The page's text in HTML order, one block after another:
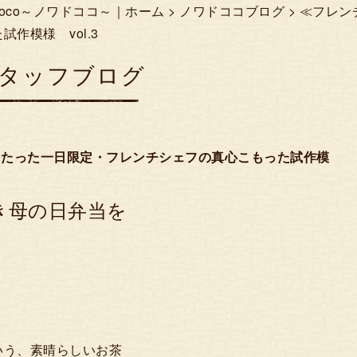
～ノワドココ～｜ホーム > ノワドココブログ > ≪フレン
試作模様 vol.3
ッフブログ
た一日限定・フレンチシェフの真心こもった試作模
の日弁当を
素晴らしいお茶